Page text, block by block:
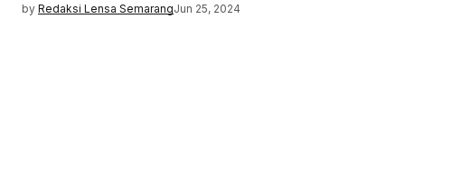
by Redaksi Lensa SemarangJun 25, 2024